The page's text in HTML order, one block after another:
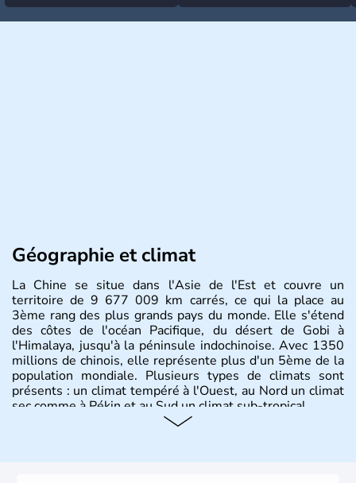
Géographie et climat
La Chine se situe dans l'Asie de l'Est et couvre un
territoire de 9 677 009 km carrés, ce qui la place au
3ème rang des plus grands pays du monde. Elle s'étend
des côtes de l'océan Pacifique, du désert de Gobi à
l'Himalaya, jusqu'à la péninsule indochinoise. Avec 1350
millions de chinois, elle représente plus d'un 5ème de la
population mondiale. Plusieurs types de climats sont
présents : un climat tempéré à l'Ouest, au Nord un climat
sec comme à Pékin et au Sud un climat sub-tropical.